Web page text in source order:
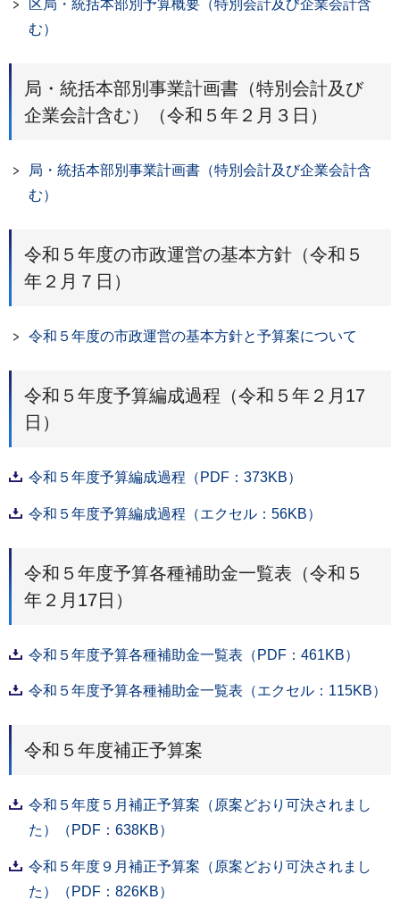
区局・統括本部別予算概要（特別会計及び企業会計含
む）
局・統括本部別事業計画書（特別会計及び
企業会計含む）（令和５年２月３日）
局・統括本部別事業計画書（特別会計及び企業会計含
む）
令和５年度の市政運営の基本方針（令和５
年２月７日）
令和５年度の市政運営の基本方針と予算案について
令和５年度予算編成過程（令和５年２月17
日）
令和５年度予算編成過程（PDF：373KB）
令和５年度予算編成過程（エクセル：56KB）
令和５年度予算各種補助金一覧表（令和５
年２月17日）
令和５年度予算各種補助金一覧表（PDF：461KB）
令和５年度予算各種補助金一覧表（エクセル：115KB）
令和５年度補正予算案
令和５年度５月補正予算案（原案どおり可決されまし
た）（PDF：638KB）
令和５年度９月補正予算案（原案どおり可決されまし
た）（PDF：826KB）